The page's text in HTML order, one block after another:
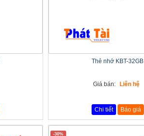
Thẻ nhớ KBT-32GB
Giá bán: Liên hệ
Chi tiết Báo giá
-30%